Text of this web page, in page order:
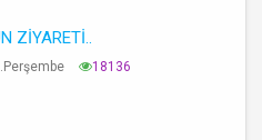
ZİYARETİ..
18136